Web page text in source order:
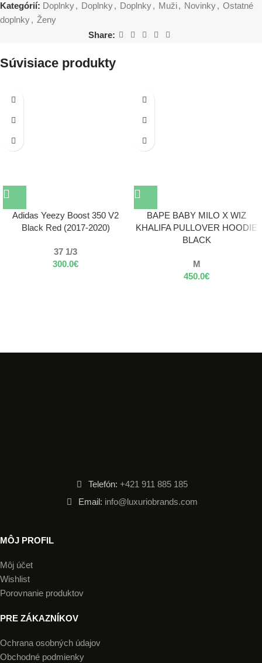
Kategórií: Doplnky, Doplnky, Doplnky, Muži, Novinky, Ostatné
doplnky, Ženy
Share:
Súvisiace produkty
Adidas Yeezy Boost 350 V2
Black Red (2017-2020)
37 1/3
300.0€
BAPE BABY MILO X WIZ
KHALIFA PULLOVER HOODIE
BLACK
M
450.0€
Telefón: +421 911 885 185
Email: info@luxuriobrands.com
MÔJ PROFIL
Môj účet
Wishlist
Porovnanie produktov
PRE ZÁKAZNÍKOV
Ochrana osobných údajov
Obchodné podmienky